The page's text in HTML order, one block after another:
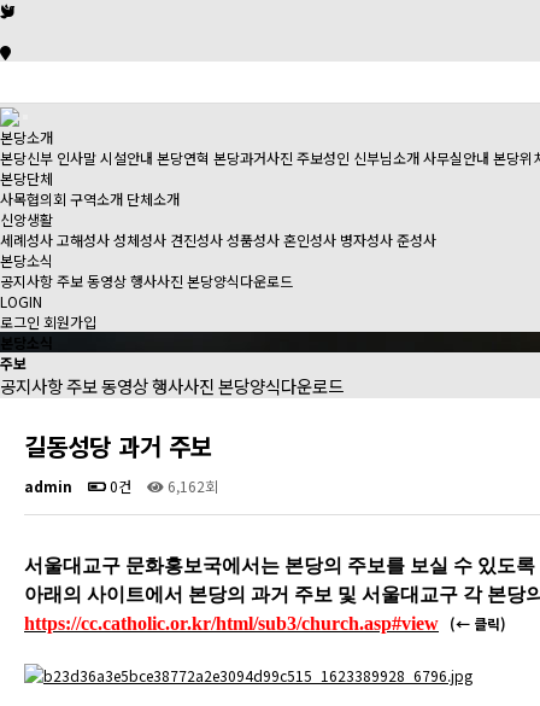
본당소개
본당신부 인사말시설안내 본당연혁 본당과거사진 주보성인 신부님소개사무실안내 본당위
본당단체
사목협의회 구역소개 단체소개
신앙생활
세례성사고해성사성체성사 견진성사성품성사혼인성사 병자성사준성사
본당소식
공지사항주보동영상행사사진 본당양식다운로드
LOGIN
로그인 회원가입
본당소식
주보
공지사항주보동영상행사사진본당양식다운로드
길동성당 과거 주보
admin 0건 6,162회
서울대교구 문화홍보국에서는 본당의 주보를 보실 수 있도
아래의 사이트에서 본당의 과거 주보 및 서울대교구 각 본당
https://cc.catholic.or.kr/html/sub3/church.asp#view (← 클릭)